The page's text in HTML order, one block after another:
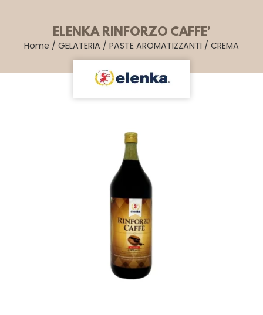
ELENKA RINFORZO CAFFE’
Home / GELATERIA / PASTE AROMATIZZANTI / CREMA